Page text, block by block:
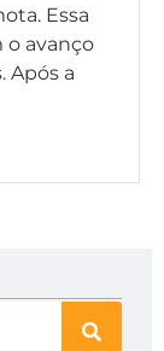
Essa
o avanço
Após a